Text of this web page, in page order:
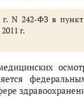
N 242-ФЗ в пункт
г.